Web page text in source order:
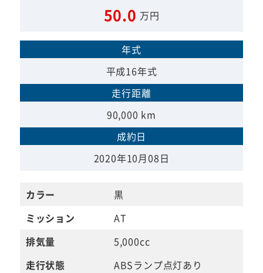
50.0 万円
年式
平成16年式
走行距離
90,000 km
成約日
2020年10月08日
カラー
黒
ミッション
AT
排気量
5,000cc
走行状態
ABSランプ点灯あり